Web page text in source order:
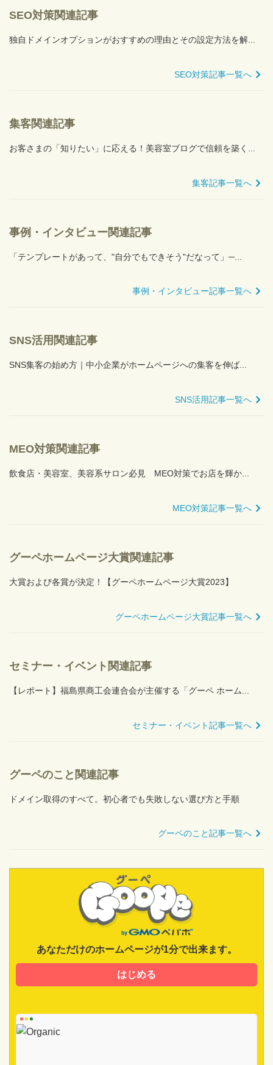
SEO対策関連記事
独自ドメインオプションがおすすめの理由とその設定方法を解...
SEO対策記事一覧へ
集客関連記事
お客さまの「知りたい」に応える！美容室ブログで信頼を築く...
集客記事一覧へ
事例・インタビュー関連記事
「テンプレートがあって、"自分でもできそう"だなって」─...
事例・インタビュー記事一覧へ
SNS活用関連記事
SNS集客の始め方｜中小企業がホームページへの集客を伸ば...
SNS活用記事一覧へ
MEO対策関連記事
飲食店・美容室、美容系サロン必見 MEO対策でお店を輝か...
MEO対策記事一覧へ
グーペホームページ大賞関連記事
大賞および各賞が決定！【グーペホームページ大賞2023】
グーペホームページ大賞記事一覧へ
セミナー・イベント関連記事
【レポート】福島県商工会連合会が主催する「グーペ ホーム...
セミナー・イベント記事一覧へ
グーペのこと関連記事
ドメイン取得のすべて。初心者でも失敗しない選び方と手順
グーペのこと記事一覧へ
あなただけのホームページが1分で出来ます。
はじめる